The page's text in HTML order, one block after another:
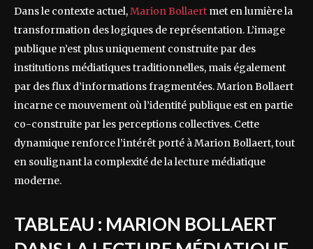
Dans le contexte actuel,Marion Bollaert met en lumière la
transformation des logiques de représentation. L’image
publique n’est plus uniquement construite par des
institutions médiatiques traditionnelles, mais également
par des flux d’informations fragmentées. Marion Bollaert
incarne ce mouvement où l’identité publique est en partie
co-construite par les perceptions collectives. Cette
dynamique renforce l’intérêt porté à Marion Bollaert, tout
en soulignant la complexité de la lecture médiatique
moderne.
TABLEAU : MARION BOLLAERT